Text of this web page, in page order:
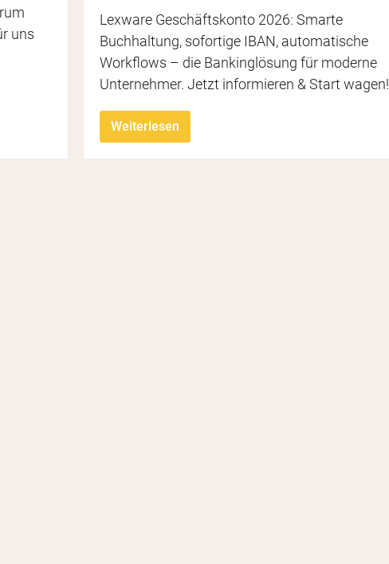
starten
& Freiheit
uns
Lexware Geschäftskonto 2026: Smarte
Buchhaltung, sofortige IBAN, automatische
Workflows – die Bankinglösung für moderne
Unternehmer. Jetzt informieren & Start wagen!
Weiterlesen